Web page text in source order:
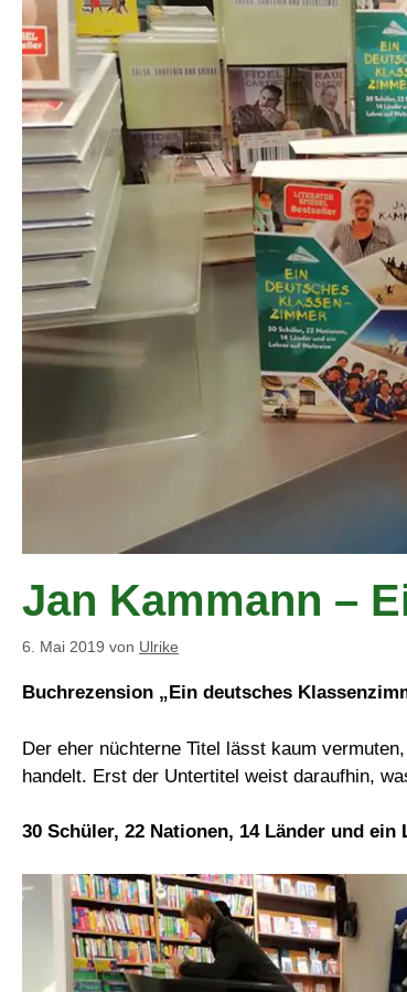
Jan Kammann –
6. Mai 2019 von Ulrike
Buchrezension „Ein deutsches
Der eher nüchterne Titel lässt kaum
handelt. Erst der Untertitel weist daraufhin,
30 Schüler, 22 Nationen, 14 Länder und ein